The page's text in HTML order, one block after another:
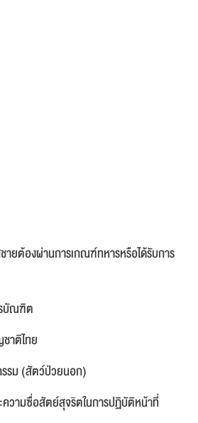
ต้องผ่านการเกณฑ์ทหารหรือได้รับการ
บัณฑิต
าติไทย
รม (สัตว์ป่วยนอก)
วามซื่อสัตย์สุจริตในการปฏิบัติหน้าที่